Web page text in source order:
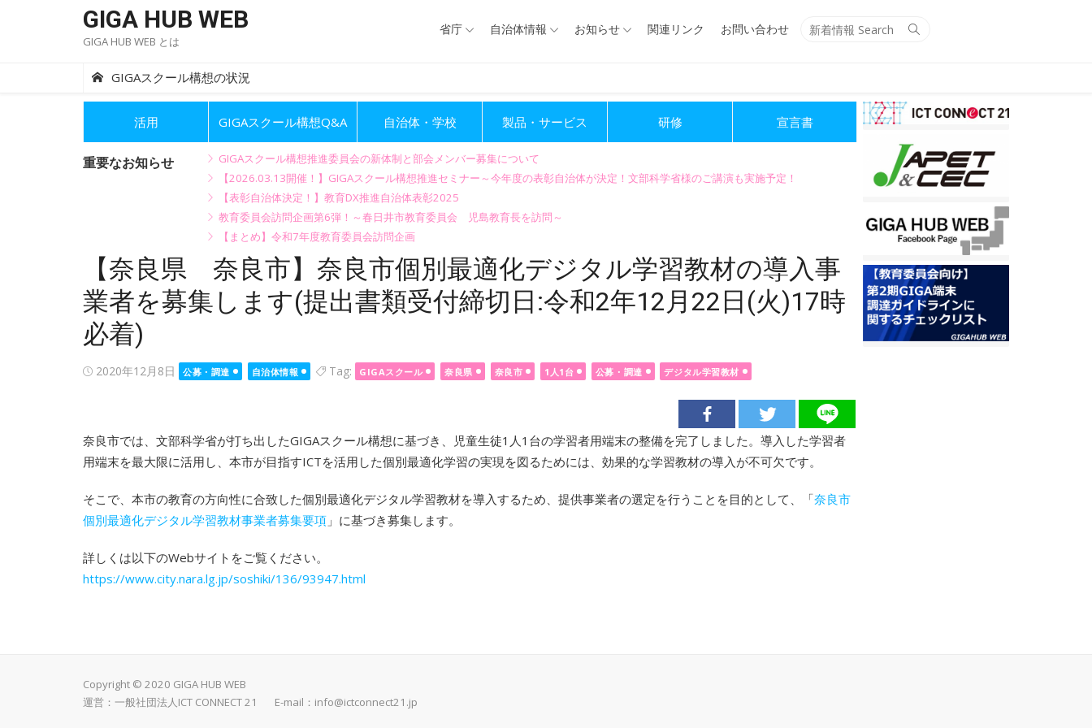
GIGA HUB WEB
GIGA HUB WEB とは
Search
省庁 自治体情報 お知らせ 関連リンク お問い合わせ
GIGAスクール構想の状況
活用 GIGAスクール構想Q&A 自治体・学校 製品・サービス 研修 宣言書
重要なお知らせ
GIGAスクール構想推進委員会の新体制と部会メンバー募集について
【2026.03.13開催！】GIGAスクール構想推進セミナー～今年度の表彰自治体が決定！文部科学省様のご講演も実施予定！
【表彰自治体決定！】教育DX推進自治体表彰2025
教育委員会訪問企画第6弾！～春日井市教育委員会 児島教育長を訪問～
【まとめ】令和7年度教育委員会訪問企画
【奈良県 奈良市】奈良市個別最適化デジタル学習教材の導入事
業者を募集します(提出書類受付締切日:令和2年12月22日(火)17時
必着)
Posted
2020年12月8日 公募・調達 自治体情報 Tag: GIGAスクール 奈良県 奈良市 1人1台 公募・調達 デジタル学習教材
奈良市では、文部科学省が打ち出したGIGAスクール構想に基づき、児童生徒1人1台の学習者用端末の整備を完了しました。導入した学習者
用端末を最大限に活用し、本市が目指すICTを活用した個別最適化学習の実現を図るためには、効果的な学習教材の導入が不可欠です。
そこで、本市の教育の方向性に合致した個別最適化デジタル学習教材を導入するため、提供事業者の選定を行うことを目的として、「奈良市
個別最適化デジタル学習教材事業者募集要項 」に基づき募集します。
詳しくは以下のWebサイトをご覧ください。
https://www.city.nara.lg.jp/soshiki/136/93947.html
Copyright © 2020 GIGA HUB WEB
運営：一般社団法人ICT CONNECT 21 E-mail： info@ictconnect21.jp